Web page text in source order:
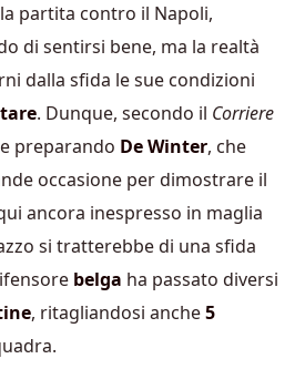
partita contro il Napoli,
di sentirsi bene, ma la realtà
dalla sfida le sue condizioni
. Dunque, secondo il Corriere
preparando De Winter, che
occasione per dimostrare il
ancora inespresso in maglia
si tratterebbe di una sfida
belga ha passato diversi
, ritagliandosi anche5